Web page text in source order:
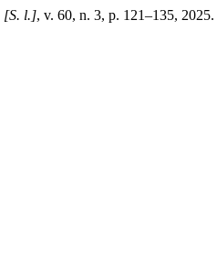
[S. l.], v. 60, n. 3, p. 121–135, 2025.